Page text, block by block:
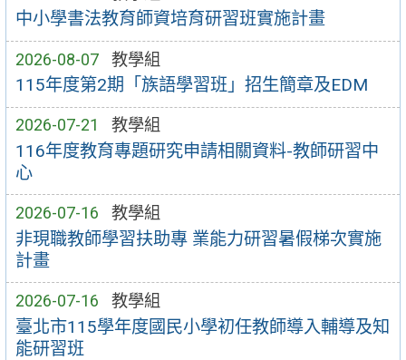
中小學書法教育師資培育研習班實施計畫
2026-08-07 教學組
115年度第2期「族語學習班」招生簡章及EDM
2026-07-21 教學組
116年度教育專題研究申請相關資料-教師研習中
心
2026-07-16 教學組
非現職教師學習扶助專 業能力研習暑假梯次實施
計畫
2026-07-16 教學組
臺北市115學年度國民小學初任教師導入輔導及知
能研習班